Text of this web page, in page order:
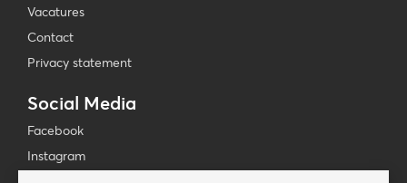
Vacatures
Contact
Privacy statement
Social Media
Facebook
Instagram